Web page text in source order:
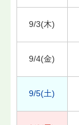
9/3(木)
9/4(金)
9/5(土)